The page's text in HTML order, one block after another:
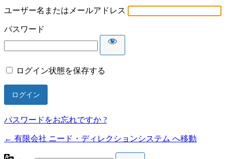
ユーザー名またはメールアドレス
パスワード
ログイン状態を保存する
パスワードをお忘れですか ?
← 有限会社 ニード・ディレクションシステム へ移動